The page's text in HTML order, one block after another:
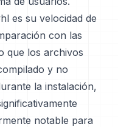
es su velocidad de
con las
que los archivos
y no
la instalación,
notable para